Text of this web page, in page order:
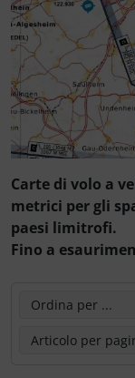
Carte di volo a
metrici per gli
paesi limitrofi.
Fino a
Letteratura /
Occhiali da
Orologi da pilota
Pedane per le
Radio portatili
Rilassamento
Cuffie, auricolari
Elettricità, cavi e
ELT,
FLARM® e ADS-B
Paracadutisti
Funzionamento
Montaggio e
Variometro
Camicie Flyer
Cappelli termici
Carte
Giochi di volo
Gioielli
Orologi da pilota